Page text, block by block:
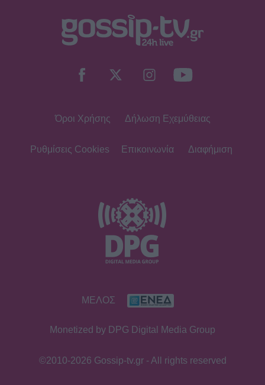
Δούκισσα Νομικού:Οικογενειακές
επίγειο παράδεισο της Γαλλικής
Παπαδόπουλος: Eπέλεξαν τη μακρινή
Στέφανος Κωνσταντινίδης: Έκανε
«βουτιά» στα 48 του μαζί με τα
τρυφερή αγκαλιά στη Λίλα
Μπακλέση που μόλις γέννησε
Όροι Χρήσης Δήλωση Εχεμύθειας
Ρυθμίσεις Cookies Επικοινωνία Διαφήμιση
ΜΕΛΟΣ
Monetized by DPG Digital Media Group
©2010-2026 Gossip-tv.gr - All rights reserved